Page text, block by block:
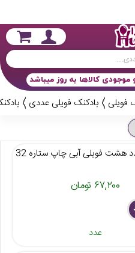
کالاها به روز میباشد
فویلی بادکنک فویلی عددی
بادکنک عدد هشت فویلی آبی چاپ ستاره 32
۶۷,۲۰۰ تومان
عدد